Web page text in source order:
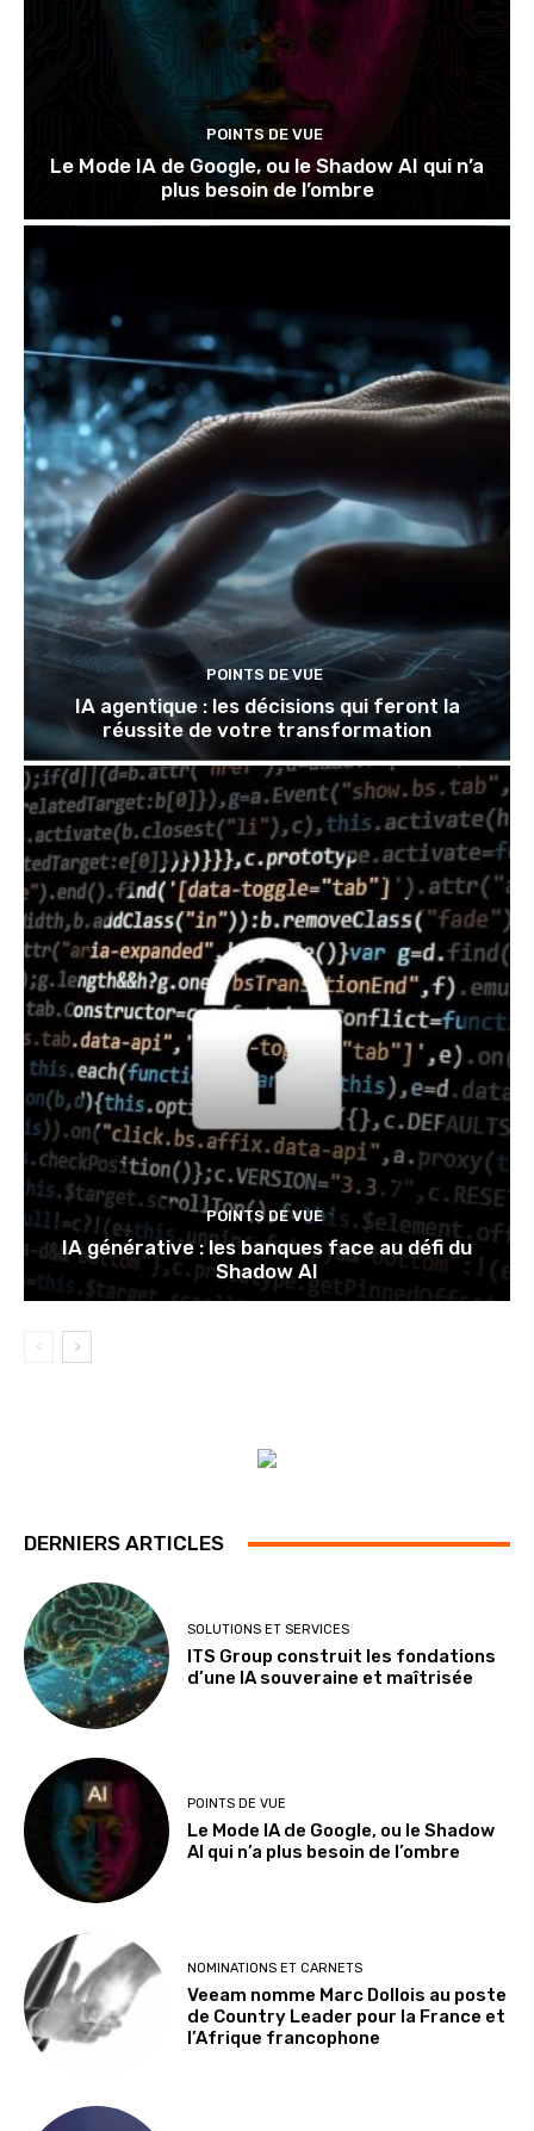
POINTS DE VUE
Le Mode IA de Google, ou le Shadow AI qui n’a
plus besoin de l’ombre
POINTS DE VUE
IA agentique : les décisions qui feront la
réussite de votre transformation
POINTS DE VUE
IA générative : les banques face au défi du
Shadow AI
DERNIERS ARTICLES
SOLUTIONS ET SERVICES
ITS Group construit les fondations
d’une IA souveraine et maîtrisée
POINTS DE VUE
Le Mode IA de Google, ou le Shadow
AI qui n’a plus besoin de l’ombre
NOMINATIONS ET CARNETS
Veeam nomme Marc Dollois au poste
de Country Leader pour la France et
l’Afrique francophone